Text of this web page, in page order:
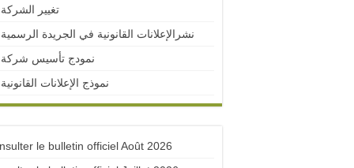
تغيير الشركة
نشرالإعلانات القانونية في الجريدة الرسمية
نمودج تأسيس شركة
نموذج الإعلانات القانونية
le bulletin officiel Août 2026